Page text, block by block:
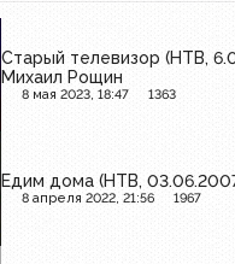
Старый телевизор (НТВ,
Михаил Рощин
8 мая 2023, 18:47 1363
Едим дома (НТВ,
8 апреля 2022, 21:56 1967